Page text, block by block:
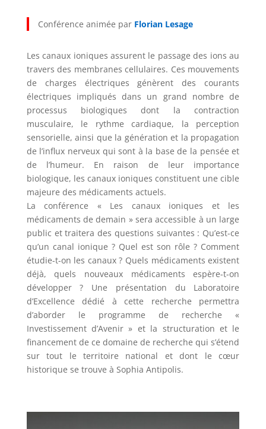
Conférence animée par Florian Lesage
Les canaux ioniques assurent le passage des ions au
travers des membranes cellulaires. Ces mouvements
de charges électriques génèrent des courants
électriques impliqués dans un grand nombre de
processus biologiques dont la contraction
musculaire, le rythme cardiaque, la perception
sensorielle, ainsi que la génération et la propagation
de l’influx nerveux qui sont à la base de la pensée et
de l’humeur. En raison de leur importance
biologique, les canaux ioniques constituent une cible
majeure des médicaments actuels.
La conférence « Les canaux ioniques et les
médicaments de demain » sera accessible à un large
public et traitera des questions suivantes : Qu’est-ce
qu’un canal ionique ? Quel est son rôle ? Comment
étudie-t-on les canaux ? Quels médicaments existent
déjà, quels nouveaux médicaments espère-t-on
développer ? Une présentation du Laboratoire
d’Excellence dédié à cette recherche permettra
d’aborder le programme de recherche «
Investissement d’Avenir » et la structuration et le
financement de ce domaine de recherche qui s’étend
sur tout le territoire national et dont le cœur
historique se trouve à Sophia Antipolis.